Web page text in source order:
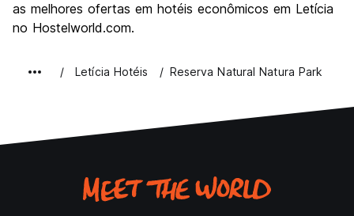
as melhores ofertas em hotéis econômicos em Letícia
no Hostelworld.com.
Letícia Hotéis Reserva Natural Natura Park